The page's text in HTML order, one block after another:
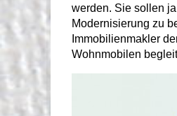
werden. Sie sollen
Modernisierung zu
Immobilienmakler
Wohnmobilen